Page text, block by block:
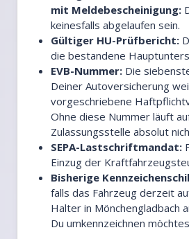
mit Meldebescheinigung:
keinesfalls abgelaufen sein.
Gültiger HU-Prüfbericht:
die bestandene
EVB-Nummer: Die
Deiner Autoversicherung
vorgeschriebene
Ohne diese Nummer läuft
Zulassungsstelle absolut
SEPA-Lastschriftmandat:
Einzug der
Bisherige
falls das Fahrzeug derzeit
Halter in Mönchengladbach
Du umkennzeichnen